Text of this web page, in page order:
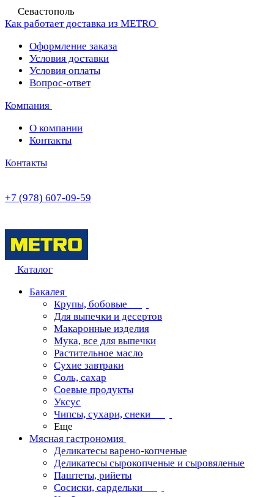
Севастополь
Как работает доставка из METRO
Оформление заказа
Условия доставки
Условия оплаты
Вопрос-ответ
Компания
О компании
Контакты
Контакты
+7 (978) 607-09-59
Каталог
Бакалея
Крупы, бобовые
Для выпечки и десертов
Макаронные изделия
Мука, все для выпечки
Растительное масло
Сухие завтраки
Соль, сахар
Соевые продукты
Уксус
Чипсы, сухари, снеки
Еще
Мясная гастрономия
Деликатесы варено-копченые
Деликатесы сырокопченые и сыровяленые
Паштеты, рийеты
Сосиски, сардельки